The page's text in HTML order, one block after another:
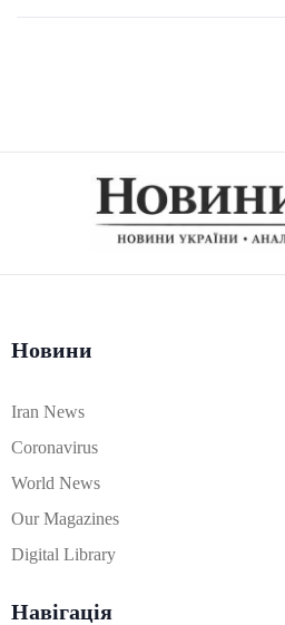
Новини
Iran News
Coronavirus
World News
Our Magazines
Digital Library
Навігація